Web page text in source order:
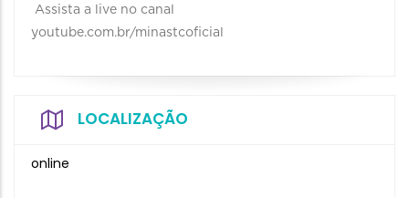
Assista a live no canal
youtube.com.br/minastcoficial⠀
LOCALIZAÇÃO
online